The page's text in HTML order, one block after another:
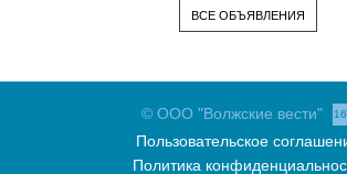
ВСЕ ОБЪЯВЛЕНИЯ
© ООО "Волжские вести"
Пользовательское
Политика